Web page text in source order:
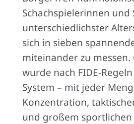
Schachspielerinnen und
unterschiedlichster
sich in sieben
miteinander zu messen.
wurde nach FIDE-
System – mit jeder
Konzentration,
und großem sportlichen